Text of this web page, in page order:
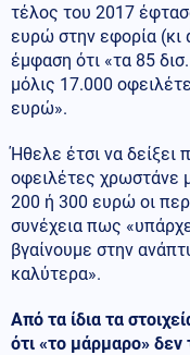
τέλος του 2017
ευρώ στην εφορία
έμφαση ότι «τα 85
μόλις 17.000
ευρώ».
Ήθελε έτσι να δείξει
οφειλέτες χρωστάνε
200 ή 300 ευρώ οι
συνέχεια πως
βγαίνουμε στην
καλύτερα».
Από τα ίδια τα
ότι «το μάρμαρο»